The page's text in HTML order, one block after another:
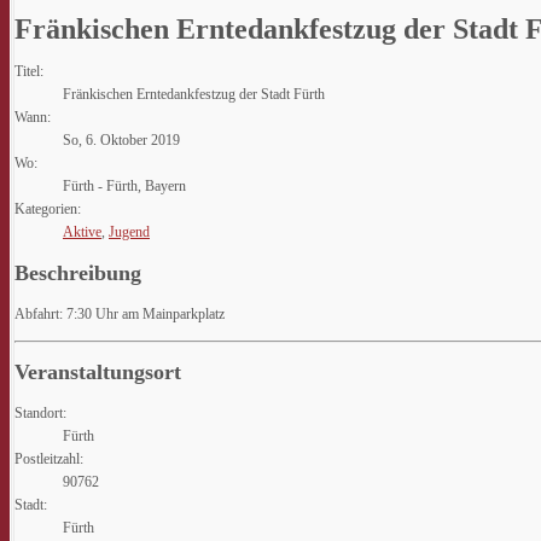
Fränkischen Erntedankfestzug der Stadt
Titel:
Fränkischen Erntedankfestzug der Stadt Fürth
Wann:
So, 6. Oktober 2019
Wo:
Fürth - Fürth, Bayern
Kategorien:
Aktive, Jugend
Beschreibung
Abfahrt: 7:30 Uhr am Mainparkplatz
Veranstaltungsort
Standort:
Fürth
Postleitzahl:
90762
Stadt:
Fürth